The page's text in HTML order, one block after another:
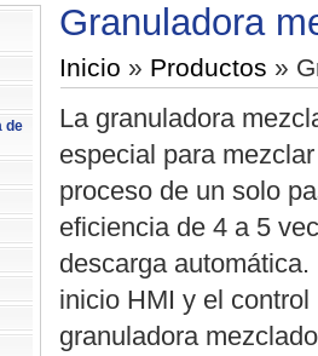
de
Granuladora
Inicio » Productos »
La granuladora
especial para
proceso de un solo
eficiencia de 4 a 5
descarga
inicio HMI y el
granuladora